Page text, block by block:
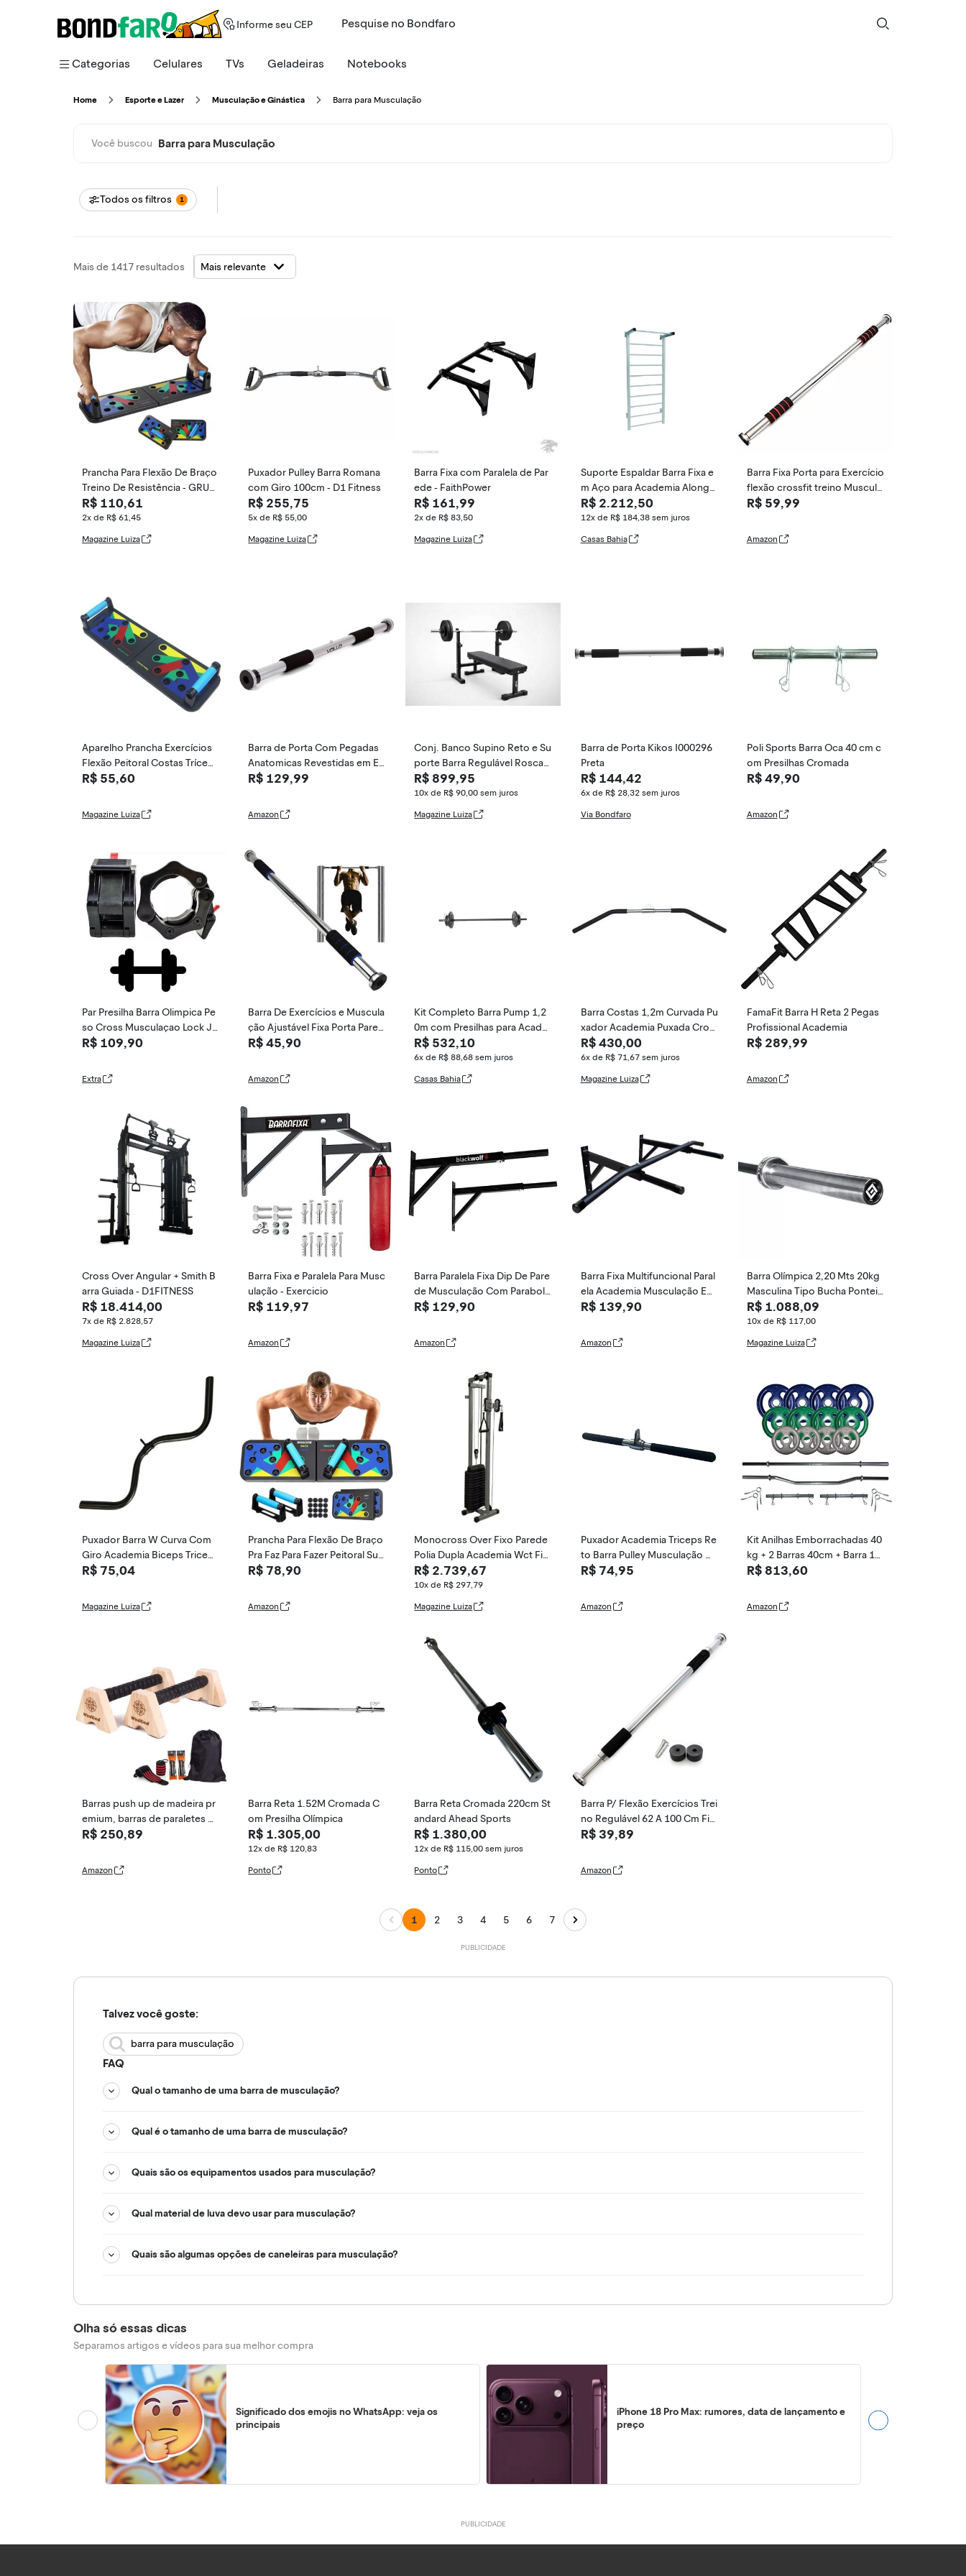
Informe seu CEP
Pesquise
Categorias Celulares TVs Geladeiras Notebooks
Home Esporte e Lazer Musculação e Ginástica Barra para Musculação
Você buscou Barra para Musculação
Todos os filtros 1
Mais de 1417 resultados
Prancha Para Flexão De Braço
Treino De Resistência - GRUP
O SHOPMIX
R$ 110,61
2x de R$ 61,45
Magazine Luiza
Puxador Pulley Barra Romana
com Giro 100cm - D1 Fitness
R$ 255,75
5x de R$ 55,00
Magazine Luiza
Barra Fixa com Paralela de Par
ede - FaithPower
R$ 161,99
2x de R$ 83,50
Magazine Luiza
Suporte Espaldar Barra Fixa e
m Aço para Academia Alonga
mento
R$ 2.212,50
12x de R$ 184,38 sem juros
Casas Bahia
Barra Fixa Porta para Exercício
flexão crossfit treino Muscula
ção 369 - Lorben
R$ 59,99
Amazon
Aparelho Prancha Exercícios
Flexão Peitoral Costas Tríceps
Cor Preto -
R$ 55,60
Magazine Luiza
Barra de Porta Com Pegadas
Anatomicas Revestidas em EV
A Vollo Sports
R$ 129,99
Amazon
Conj. Banco Supino Reto e Su
porte Barra Regulável Rosca
Musculação - N
R$ 899,95
10x de R$ 90,00 sem juros
Magazine Luiza
Barra de Porta Kikos I000296
Preta
R$ 144,42
6x de R$ 28,32 sem juros
Via Bondfaro
Poli Sports Barra Oca 40 cm c
om Presilhas Cromada
R$ 49,90
Amazon
Par Presilha Barra Olimpica Pe
so Cross Musculaçao Lock Ja
w
R$ 109,90
Extra
Barra De Exercícios e Muscula
ção Ajustável Fixa Porta Pared
e (Preto)
R$ 45,90
Amazon
Kit Completo Barra Pump 1,2
0m com Presilhas para Acade
mia
R$ 532,10
6x de R$ 88,68 sem juros
Casas Bahia
Barra Costas 1,2m Curvada Pu
xador Academia Puxada Crom
ado - BASE
R$ 430,00
6x de R$ 71,67 sem juros
Magazine Luiza
FamaFit Barra H Reta 2 Pegas
Profissional Academia
R$ 289,99
Amazon
Cross Over Angular + Smith B
arra Guiada - D1FITNESS
R$ 18.414,00
7x de R$ 2.828,57
Magazine Luiza
Barra Fixa e Paralela Para Musc
ulação - Exercicio
R$ 119,97
Amazon
Barra Paralela Fixa Dip De Pare
de Musculação Com Parabolt
s
R$ 129,90
Amazon
Barra Fixa Multifuncional Paral
ela Academia Musculação Ep
oxi
R$ 139,90
Amazon
Barra Olímpica 2,20 Mts 20kg
Masculina Tipo Bucha Ponteir
a Cromada - L
R$ 1.088,09
10x de R$ 117,00
Magazine Luiza
Puxador Barra W Curva Com
Giro Academia Biceps Triceps
- FamaFit
R$ 75,04
Magazine Luiza
Prancha Para Flexão De Braço
Pra Faz Para Fazer Peitoral Sup
orte Apoio Musculação Trein
o Dobrável Para Exercícios Ca
R$ 78,90
Amazon
Monocross Over Fixo Parede
Polia Dupla Academia Wct Fit
ness
R$ 2.739,67
10x de R$ 297,79
Magazine Luiza
Puxador Academia Triceps Re
to Barra Pulley Musculação Gi
ro Odin Fit
R$ 74,95
Amazon
Kit Anilhas Emborrachadas 40
kg + 2 Barras 40cm + Barra 12
0 + Barra W
R$ 813,60
Amazon
Barras push up de madeira pr
emium, barras de paraletes pa
ra calistenia, alças push-up, e
exterior e casa, kit completo
R$ 250,89
Amazon
Barra Reta 1.52M Cromada C
om Presilha Olímpica
R$ 1.305,00
12x de R$ 120,83
Ponto
Barra Reta Cromada 220cm St
andard Ahead Sports
R$ 1.380,00
12x de R$ 115,00 sem juros
Ponto
Barra P/ Flexão Exercícios Trei
no Regulável 62 A 100 Cm Fix
a
R$ 39,89
Amazon
1 2 3 4 5 6 7
Talvez você goste:
barra para musculação
FAQ
Qual o tamanho de uma barra de musculação?
Qual é o tamanho de uma barra de musculação?
Quais são os equipamentos usados para musculação?
Qual material de luva devo usar para musculação?
Quais são algumas opções de caneleiras para musculação?
Olha só essas dicas
Separamos artigos e vídeos para sua melhor compra
Significado dos emojis no WhatsApp: veja os
principais
iPhone 18 Pro Max: rumores, data de lançamento e
preço